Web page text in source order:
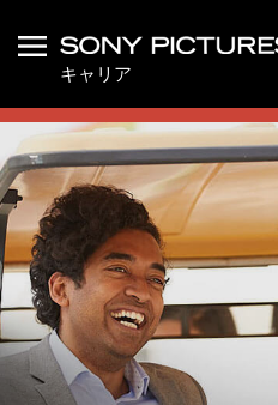
ス+にて人材募集中です。是非
さい。
キャリア
Menu